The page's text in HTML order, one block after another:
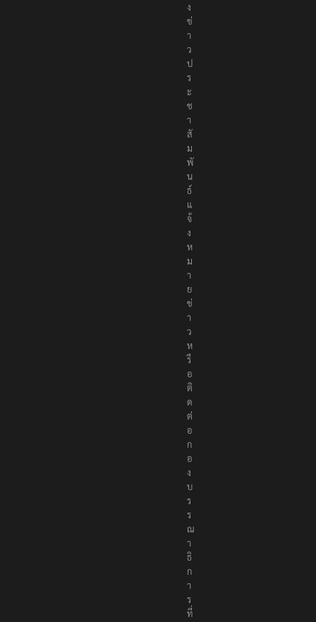
ง
ข่
า
ว
ป
ร
ะ
ช
า
สั
ม
พั
น
ธ์
แ
จ้
ง
ห
ม
า
ย
ข่
า
ว
ห
รื
อ
ติ
ด
ต่
อ
ก
อ
ง
บ
ร
ร
ณ
า
ธิ
ก
า
ร
ที่